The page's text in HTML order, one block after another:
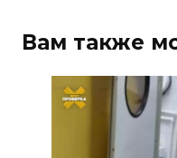
Вам также